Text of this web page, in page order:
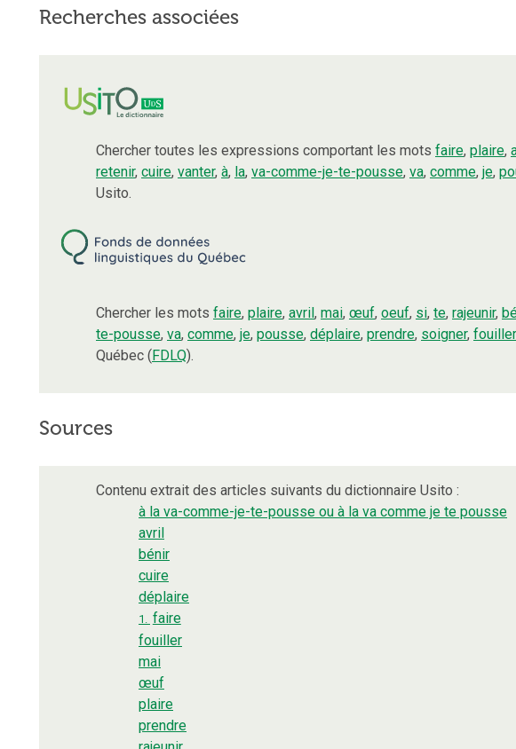
Recherches associées
Chercher toutes les expressions comportant les mots faire, plaire,
retenir, cuire, vanter, à, la, va-comme-je-te-pousse, va, comme, je,
Usito.
Chercher les mots faire, plaire, avril, mai, œuf, oeuf, si, te, rajeunir,
te-pousse, va, comme, je, pousse, déplaire, prendre, soigner, fouiller
Québec (FDLQ).
Sources
Contenu extrait des articles suivants du dictionnaire Usito :
à la va-comme-je-te-pousse ou à la va comme je te pousse
avril
bénir
cuire
déplaire
1. faire
fouiller
mai
œuf
plaire
prendre